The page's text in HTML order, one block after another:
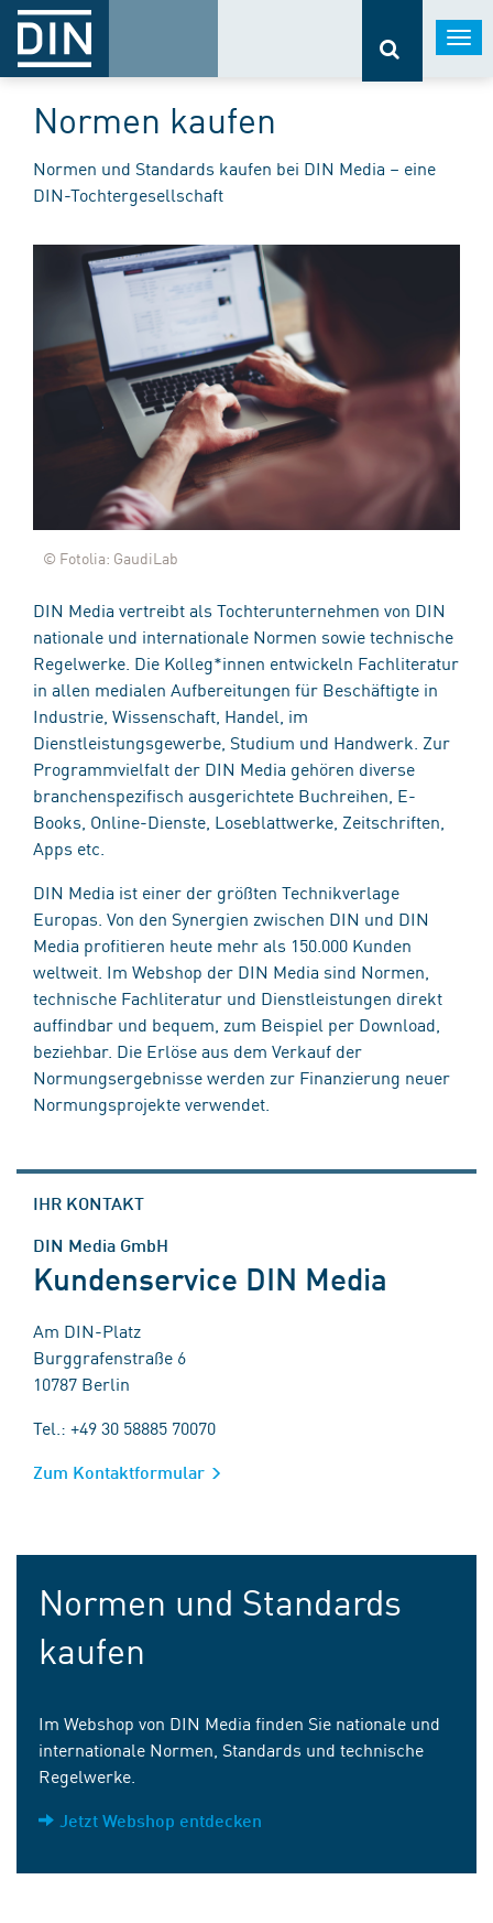
Normen kaufen
Normen und Standards kaufen bei DIN Media – eine
DIN-Tochtergesellschaft
© Fotolia: GaudiLab
DIN Media vertreibt als Tochterunternehmen von DIN
nationale und internationale Normen sowie technische
Regelwerke. Die Kolleg*innen entwickeln Fachliteratur
in allen medialen Aufbereitungen für Beschäftigte in
Industrie, Wissenschaft, Handel, im
Dienstleistungsgewerbe, Studium und Handwerk. Zur
Programmvielfalt der DIN Media gehören diverse
branchenspezifisch ausgerichtete Buchreihen, E-
Books, Online-Dienste, Loseblattwerke, Zeitschriften,
Apps etc.
DIN Media ist einer der größten Technikverlage
Europas. Von den Synergien zwischen DIN und DIN
Media profitieren heute mehr als 150.000 Kunden
weltweit. Im Webshop der DIN Media sind Normen,
technische Fachliteratur und Dienstleistungen direkt
auffindbar und bequem, zum Beispiel per Download,
beziehbar. Die Erlöse aus dem Verkauf der
Normungsergebnisse werden zur Finanzierung neuer
Normungsprojekte verwendet.
IHR KONTAKT
DIN Media GmbH
Kundenservice DIN Media
Am DIN-Platz
Burggrafenstraße 6
10787 Berlin
Tel.: +49 30 58885 70070
Zum Kontaktformular
Normen und Standards
kaufen
Im Webshop von DIN Media finden Sie nationale und
internationale Normen, Standards und technische
Regelwerke.
Jetzt Webshop entdecken